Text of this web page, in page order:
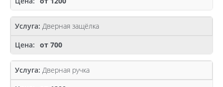
Дверная защёлка
от 700
Дверная ручка